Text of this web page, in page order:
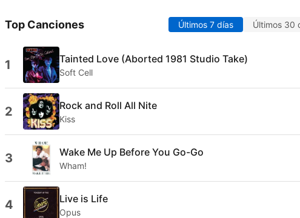
Top Canciones Últimos 7 días Últimos 30
1 Tainted Love (Aborted 1981 Studio Take)
Soft Cell
2 Rock and Roll All Nite
Kiss
3 Wake Me Up Before You Go-Go
Wham!
4 Live is Life
Opus